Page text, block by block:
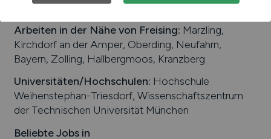
Freising
Arbeiten in der Nähe von Freising: Marzling,
Kirchdorf an der Amper, Oberding, Neufahrn,
Bayern, Zolling, Hallbergmoos, Kranzberg
Universitäten/Hochschulen: Hochschule
Weihenstephan-Triesdorf, Wissenschaftszentrum
der Technischen Universität München
Beliebte Jobs in